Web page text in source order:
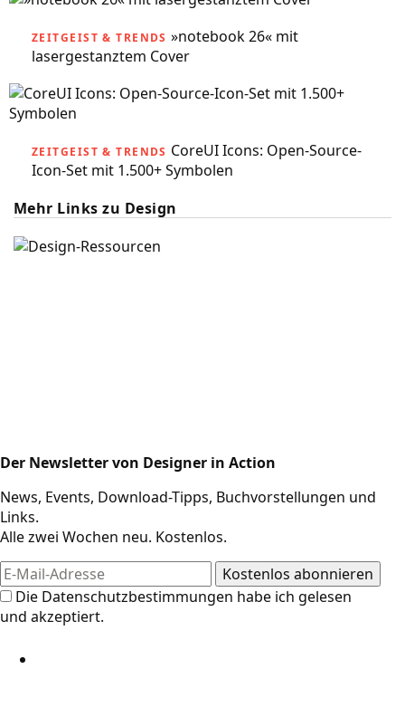
ZEITGEIST & TRENDS »notebook 26« mit
lasergestanztem Cover
ZEITGEIST & TRENDS CoreUI Icons: Open-Source-
Icon-Set mit 1.500+ Symbolen
Mehr Links zu Design
Design-Ressourcen
Der Newsletter von Designer in Action
News, Events, Download-Tipps, Buchvorstellungen und
Links.
Alle zwei Wochen neu. Kostenlos.
Die Datenschutzbestimmungen habe ich gelesen
und akzeptiert.